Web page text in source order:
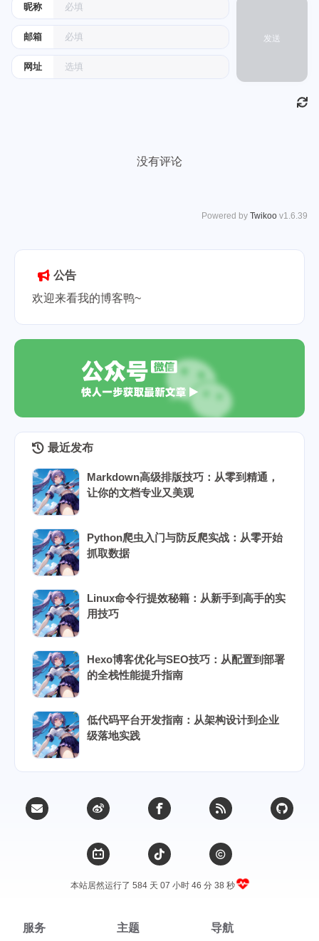
昵称
邮箱
网址
发送
没有评论
Powered by Twikoo v1.6.39
公告
欢迎来看我的博客鸭~
最近发布
Markdown高级排版技巧：从零到精通，
让你的文档专业又美观
Python爬虫入门与防反爬实战：从零开始
抓取数据
Linux命令行提效秘籍：从新手到高手的实
用技巧
Hexo博客优化与SEO技巧：从配置到部署
的全栈性能提升指南
低代码平台开发指南：从架构设计到企业
级落地实践
本站居然运行了 584 天 07 小时 46 分 39 秒
服务 主题 导航